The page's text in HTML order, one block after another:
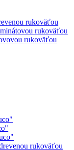
rukoväťou
rukoväťou
rukoväťou
rukoväťou